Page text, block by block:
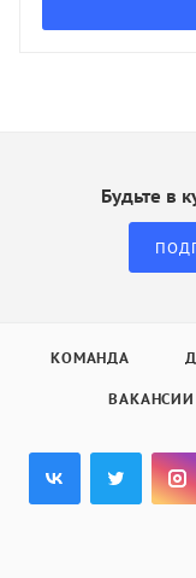
Будьте в
КОМАНДА
ВАКАНСИИ